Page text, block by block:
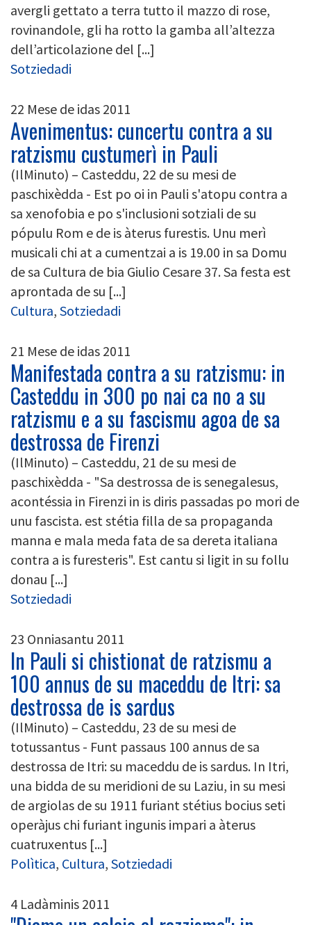
avergli gettato a terra tutto il mazzo di rose,
rovinandole, gli ha rotto la gamba all’altezza
dell’articolazione del [...]
Sotziedadi
22 Mese de idas 2011
Avenimentus: cuncertu contra a su
ratzismu custumerì in Pauli
(IlMinuto) – Casteddu, 22 de su mesi de
paschixèdda - Est po oi in Pauli s'atopu contra a
sa xenofobia e po s'inclusioni sotziali de su
pópulu Rom e de is àterus furestis. Unu merì
musicali chi at a cumentzai a is 19.00 in sa Domu
de sa Cultura de bia Giulio Cesare 37. Sa festa est
aprontada de su [...]
Cultura, Sotziedadi
21 Mese de idas 2011
Manifestada contra a su ratzismu: in
Casteddu in 300 po nai ca no a su
ratzismu e a su fascismu agoa de sa
destrossa de Firenzi
(IlMinuto) – Casteddu, 21 de su mesi de
paschixèdda - "Sa destrossa de is senegalesus,
acontéssia in Firenzi in is diris passadas po mori de
unu fascista. est stétia filla de sa propaganda
manna e mala meda fata de sa dereta italiana
contra a is furesteris". Est cantu si ligit in su follu
donau [...]
Sotziedadi
23 Onniasantu 2011
In Pauli si chistionat de ratzismu a
100 annus de su maceddu de Itri: sa
destrossa de is sardus
(IlMinuto) – Casteddu, 23 de su mesi de
totussantus - Funt passaus 100 annus de sa
destrossa de Itri: su maceddu de is sardus. In Itri,
una bidda de su meridioni de su Laziu, in su mesi
de argiolas de su 1911 furiant stétius bocius seti
operàjus chi furiant ingunis impari a àterus
cuatruxentus [...]
Polìtica, Cultura, Sotziedadi
4 Ladàminis 2011